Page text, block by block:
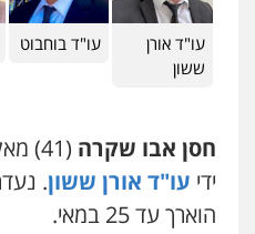
עו"ד אורן
ששון
עו"ד בוחבוט
חסן אבו שקרה
(41)
ידי עו"ד אורן ששון.
הוארך עד 25 במאי.
0506209859
0505216700
עו"ד אלון